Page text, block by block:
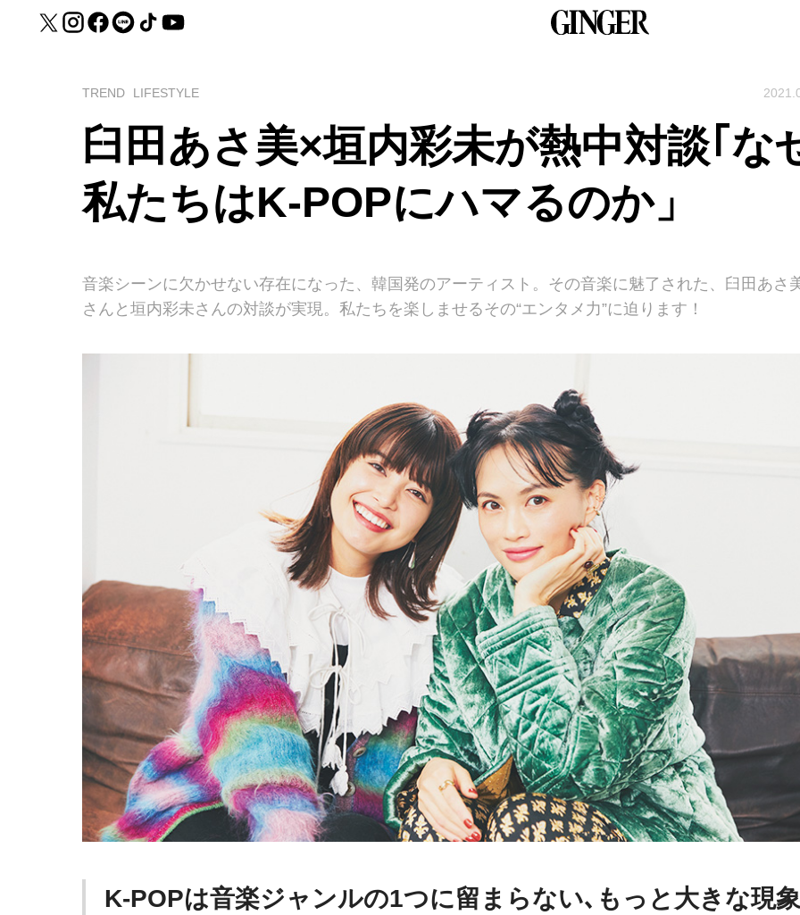
TREND LIFESTYLE
臼田あさ美×垣内彩未が熱中対談｢な
私たちはK-POPにハマるのか」
音楽シーンに欠かせない存在になった、韓国発のアーティスト。その音楽に魅了された、臼田あさ
さんと垣内彩未さんの対談が実現。私たちを楽しませるその“エンタメ力”に迫ります！
K-POPは音楽ジャンルの1つに留まらない､もっと大きな現象